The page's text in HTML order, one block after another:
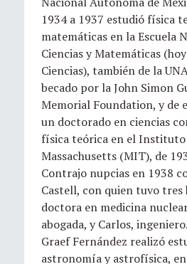
1934 a 1937 estudió física
matemáticas en la Escuela
Ciencias y Matemáticas
Ciencias), también de la
becado por la John Simon
Memorial Foundation, y de
un doctorado en ciencias
física teórica en el Instituto
Massachusetts (MIT), de
Contrajo nupcias en 1938
Castell, con quien tuvo tres
doctora en medicina
abogada, y Carlos,
Graef Fernández realizó
astronomía y astrofísica,